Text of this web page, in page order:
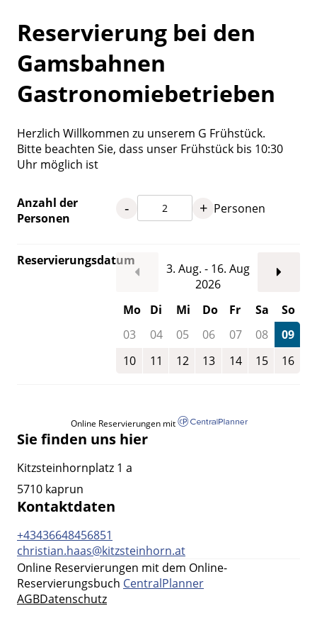
Reservierung bei den
Gamsbahnen
Gastronomiebetrieben
Herzlich Willkommen zu unserem G Frühstück.
Bitte beachten Sie, dass unser Frühstück bis 10:30
Uhr möglich ist
Anzahl der
Personen
- + Personen
Reservierungsdatum
3. Aug. - 16. Aug
2026
Mo
Di Mi Do Fr Sa
So
03
04 05 06 07 08
09
10
11 12 13 14 15 16
Online Reservierungen mit
Sie finden uns hier
Kitzsteinhornplatz 1 a
5710 kaprun
Kontaktdaten
+43436648456851
christian.haas@kitzsteinhorn.at
Online Reservierungen mit dem Online-
Reservierungsbuch CentralPlanner
AGBDatenschutz